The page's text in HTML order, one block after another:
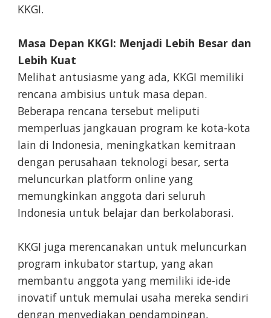
KKGI.
Masa Depan KKGI: Menjadi Lebih Besar dan
Lebih Kuat
Melihat antusiasme yang ada, KKGI memiliki
rencana ambisius untuk masa depan.
Beberapa rencana tersebut meliputi
memperluas jangkauan program ke kota-kota
lain di Indonesia, meningkatkan kemitraan
dengan perusahaan teknologi besar, serta
meluncurkan platform online yang
memungkinkan anggota dari seluruh
Indonesia untuk belajar dan berkolaborasi.
KKGI juga merencanakan untuk meluncurkan
program inkubator startup, yang akan
membantu anggota yang memiliki ide-ide
inovatif untuk memulai usaha mereka sendiri
dengan menyediakan pendampingan,